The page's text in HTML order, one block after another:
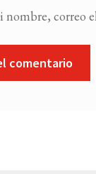
nombre, correo